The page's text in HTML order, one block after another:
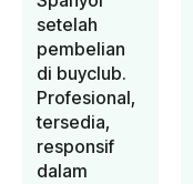
setelah
pembelian
di buyclub.
Profesional,
tersedia,
responsif
dalam